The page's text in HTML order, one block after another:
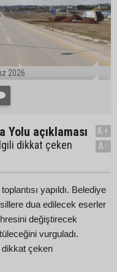
2026
Yolu açıklaması
dikkat çeken
A+
A-
yapıldı. Belediye
dua edilecek eserler
değiştirecek
vurguladı.
dikkat çeken